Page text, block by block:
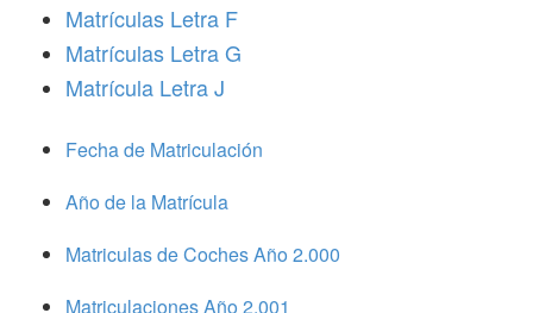
Matrículas Letra F
Matrículas Letra G
Matrícula Letra J
Fecha de Matriculación
Año de la Matrícula
Matriculas de Coches Año 2.000
Matriculaciones Año 2.001